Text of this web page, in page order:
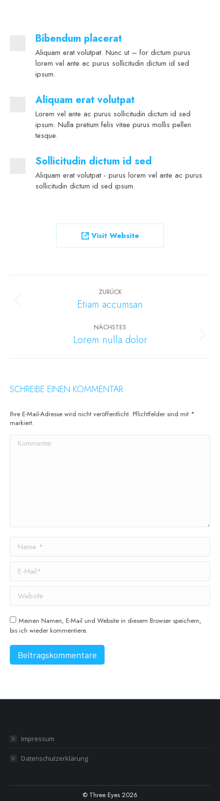
Bibendum placerat
Aliquam erat volutpat. Nunc ut – for dictum purus
lorem vel ante ac purus sollicitudin dictum id sed
ipsum.
Aliquam erat volutpat
Lorem vel ante ac purus sollicitudin dictum id sed
ipsum. Nulla pretium felis vitae purus mollis pellen
tesque.
Sollicitudin dictum id sed
Aliquam erat volutpat - purus lorem vel ante ac purus
sollicitudin dictum id sed ipsum.
Visit Website
navigation ZURÜCK
Previous
Etiam accumsan
NÄCHSTES
Next
Lorem nulla dolor
SCHREIBE EINEN KOMMENTAR
Ihre E-Mail-Adresse wird nicht veröffentlicht. Pflichtfelder sind mit *
markiert.
Kommentar
Name *
E-Mail *
Website
Meinen Namen, E-Mail und Website in diesem Browser speichern,
bis ich wieder kommentiere.
Beitragskommentare
Impressum
Datenschutzerklärung
© Three Eyes 2026